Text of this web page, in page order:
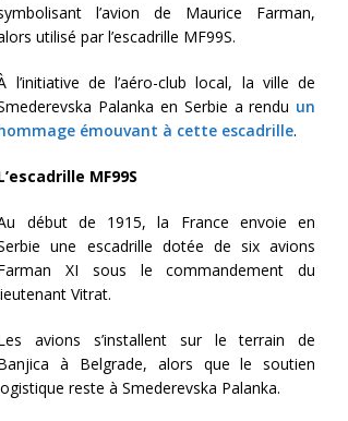
l’avion de Maurice Farman,
utilisé par l’escadrille MF99S.
l’initiative de l’aéro-club local, la ville de
Palanka en Serbie a rendu un
émouvant à cette escadrille.
MF99S
début de 1915, la France envoie en
une escadrille dotée de six avions
XI sous le commandement du
Vitrat.
avions s’installent sur le terrain de
à Belgrade, alors que le soutien
reste à Smederevska Palanka.